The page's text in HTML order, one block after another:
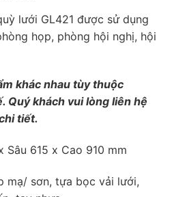
lưới GL421 được sử dụng
họp, phòng hội nghị, hội
khác nhau tùy thuộc
Quý khách vui lòng liên hệ
tiết.
Sâu 615 x Cao 910 mm
mạ/ sơn, tựa bọc vải lưới,